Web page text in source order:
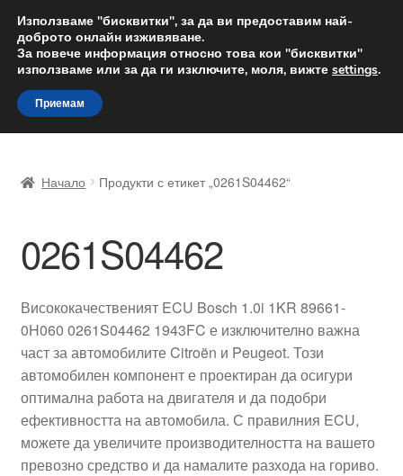
ДОСТАВКА от 12 лв.
Доставка по целия свят
Skip
to
navigation
Skip
to
content
Доставка по целия свят
Жалби
Количка
Контакт
Моята сметка
Начало Продукти с етикет „0261S04462“
0261S04462
Висококачественият ECU Bosch 1.0i 1KR 89661-
0H060 0261S04462 1943FC е изключително важна
част за автомобилите Citroën и Peugeot. Този
автомобилен компонент е проектиран да осигури
оптимална работа на двигателя и да подобри
ефективността на автомобила. С правилния ECU,
можете да увеличите производителността на вашето
превозно средство и да намалите разхода на гориво.
Използваме "бисквитки", за да ви предоставим най-
доброто онлайн изживяване.
За повече информация относно това кои "бисквитки"
използваме или за да ги изключите, моля, вижте settings.
Приемам